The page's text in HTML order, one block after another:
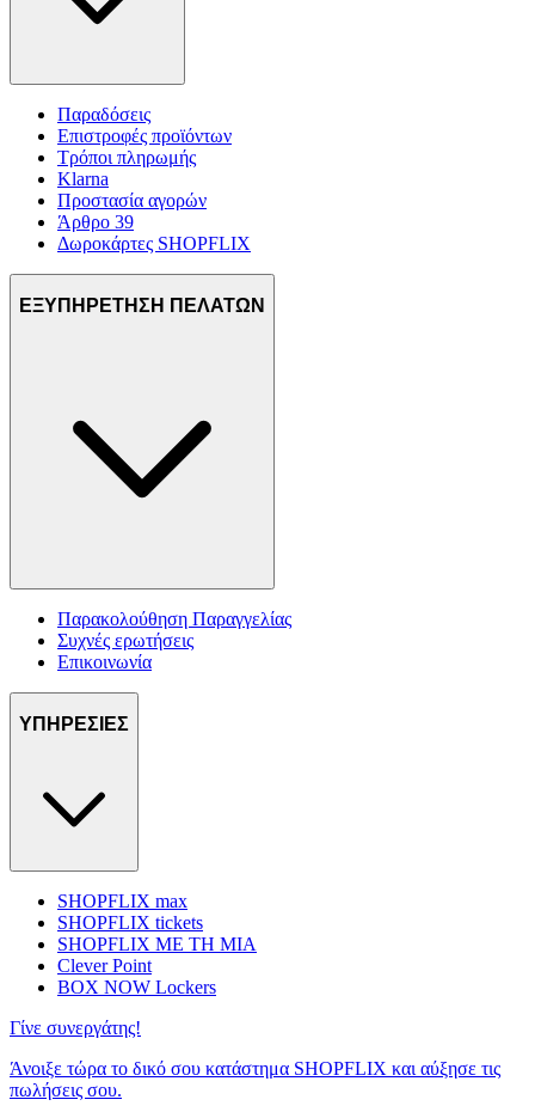
Παραδόσεις
Επιστροφές προϊόντων
Τρόποι πληρωμής
Klarna
Προστασία αγορών
Άρθρο 39
Δωροκάρτες SHOPFLIX
ΕΞΥΠΗΡΕΤΗΣΗ ΠΕΛΑΤΩΝ
Παρακολούθηση Παραγγελίας
Συχνές ερωτήσεις
Επικοινωνία
ΥΠΗΡΕΣΙΕΣ
SHOPFLIX max
SHOPFLIX tickets
SHOPFLIX ΜΕ ΤΗ ΜΙΑ
Clever Point
BOX NOW Lockers
Γίνε συνεργάτης!
Άνοιξε τώρα το δικό σου κατάστημα SHOPFLIX και αύξησε τις
πωλήσεις σου.